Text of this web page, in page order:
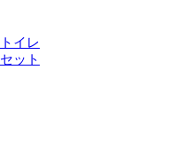
イレ
ット